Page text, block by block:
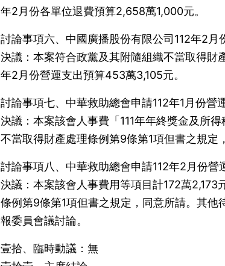
年2月份各單位退費預算2,658萬1,000元。
討論事項六、中國廣播股份有限公司112年2月
決議：本案符合政黨及其附隨組織不當取得財
年2月份營運支出預算453萬3,105元。
討論事項七、中華救助總會申請112年1月份營
決議：本案該會人事費「111年年終獎金及所
不當取得財產處理條例第9條第1項但書之規定
討論事項八、中華救助總會申請112年2月份營
決議：本案該會人事費用等項目計172萬
條例第9條第1項但書之規定，同意所請。其
報委員會議討論。
壹拾、臨時動議：無